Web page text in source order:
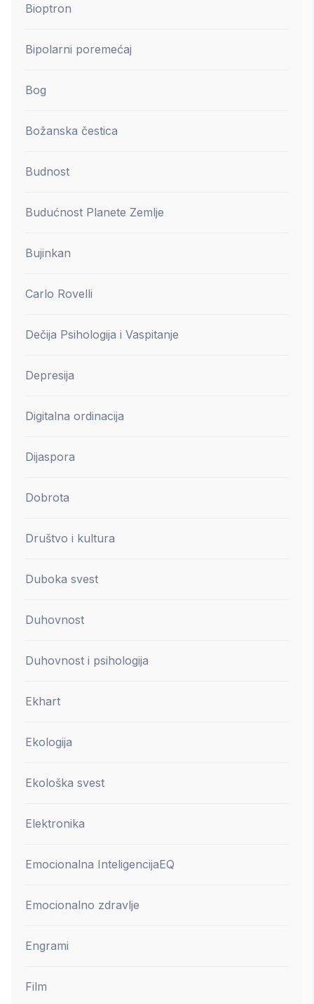
Bioptron
Bipolarni poremećaj
Bog
Božanska čestica
Budnost
Budućnost Planete Zemlje
Bujinkan
Carlo Rovelli
Dečija Psihologija i Vaspitanje
Depresija
Digitalna ordinacija
Dijaspora
Dobrota
Društvo i kultura
Duboka svest
Duhovnost
Duhovnost i psihologija
Ekhart
Ekologija
Ekološka svest
Elektronika
Emocionalna InteligencijaEQ
Emocionalno zdravlje
Engrami
Film